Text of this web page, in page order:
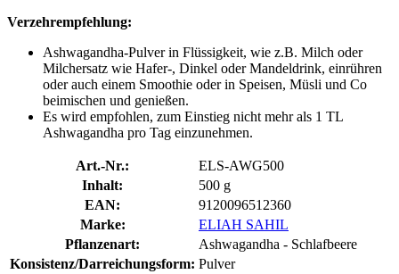
Verzehrempfehlung:
Ashwagandha-Pulver in Flüssigkeit, wie z.B. Milch oder
Milchersatz wie Hafer-, Dinkel oder Mandeldrink, einrühren
oder auch einem Smoothie oder in Speisen, Müsli und Co
beimischen und genießen.
Es wird empfohlen, zum Einstieg nicht mehr als 1 TL
Ashwagandha pro Tag einzunehmen.
Art.-Nr.:
ELS-AWG500
Inhalt:
500 g
EAN:
9120096512360
Marke:
ELIAH SAHIL
Pflanzenart:
Ashwagandha - Schlafbeere
Konsistenz/Darreichungsform: Pulver